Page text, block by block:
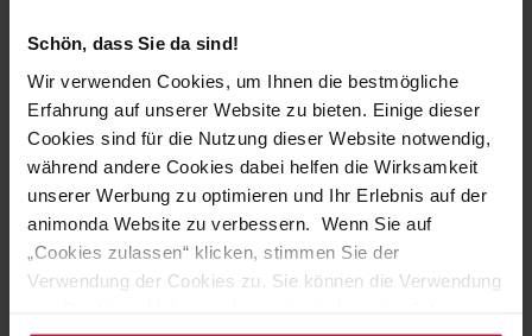
Schön, dass Sie da sind!
Wir verwenden Cookies, um Ihnen die bestmögliche
Erfahrung auf unserer Website zu bieten. Einige dieser
Cookies sind für die Nutzung dieser Website notwendig,
während andere Cookies dabei helfen die Wirksamkeit
unserer Werbung zu optimieren und Ihr Erlebnis auf der
animonda Website zu verbessern. Wenn Sie auf
„Cookies zulassen“ klicken, stimmen Sie der
Verwendung der Cookies zu. Sie können die Verwendung
auslösen. Deshalb setzt diese Diätnahrung auf nur zwei
Proteinquellen: Pute als tierische Eiweißquelle und Kartoffeln
als pflanzliche.
INTEGRA PROTECT Sensitive Pute + Kartoffeln wird
ausgezeichnet von Stubentigern gefressen und kann bei
einer Futtermittelunverträglichkeit Abhilfe verschaffen und
das Wohlbefinden der Katze verbessern.
INTEGRA PROTECT – Das Diätfutter, das schmeckt